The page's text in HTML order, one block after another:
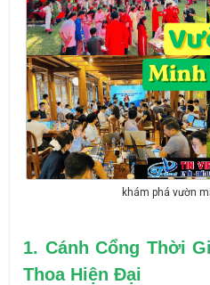
khám phá vườn
1. Cánh Cổng Thời
Thoa Hiện Đại